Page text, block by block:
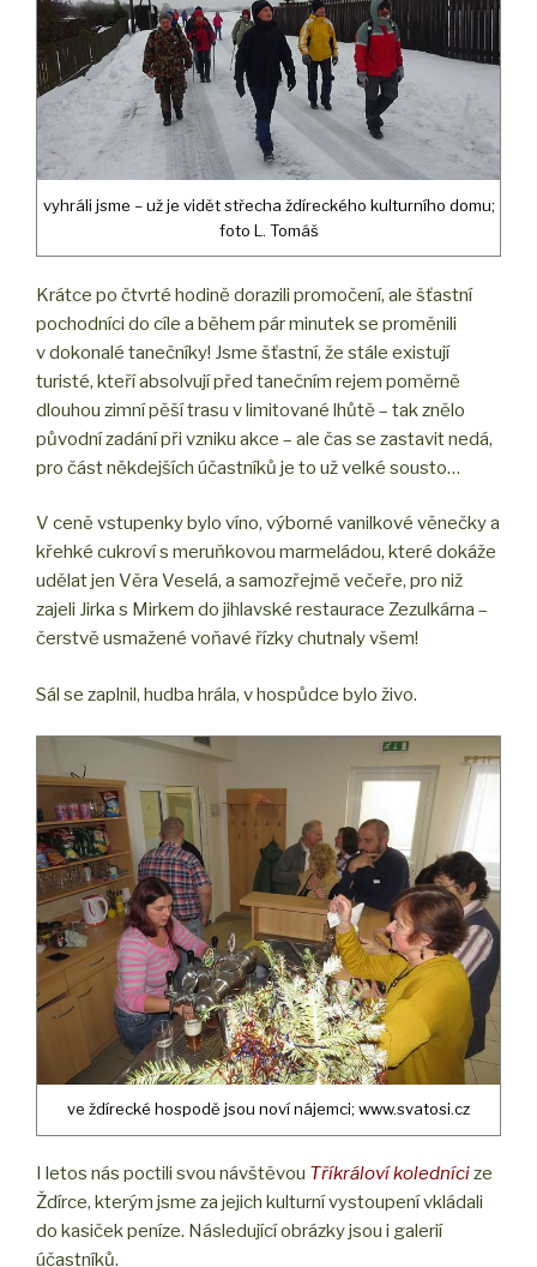
vyhráli jsme – už je vidět střecha ždíreckého kulturního domu;
foto L. Tomáš
Krátce po čtvrté hodině dorazili promočení, ale šťastní
pochodníci do cíle a během pár minutek se proměnili
v dokonalé tanečníky! Jsme šťastní, že stále existují
turisté, kteří absolvují před tanečním rejem poměrně
dlouhou zimní pěší trasu v limitované lhůtě – tak znělo
původní zadání při vzniku akce – ale čas se zastavit nedá,
pro část někdejších účastníků je to už velké sousto…
V ceně vstupenky bylo víno, výborné vanilkové věnečky a
křehké cukroví s meruňkovou marmeládou, které dokáže
udělat jen Věra Veselá, a samozřejmě večeře, pro niž
zajeli Jirka s Mirkem do jihlavské restaurace Zezulkárna –
čerstvě usmažené voňavé řízky chutnaly všem!
Sál se zaplnil, hudba hrála, v hospůdce bylo živo.
ve ždírecké hospodě jsou noví nájemci; www.svatosi.cz
I letos nás poctili svou návštěvou Tříkráloví kolednícize
Ždírce, kterým jsme za jejich kulturní vystoupení vkládali
do kasiček peníze. Následující obrázky jsou i galerií
účastníků.